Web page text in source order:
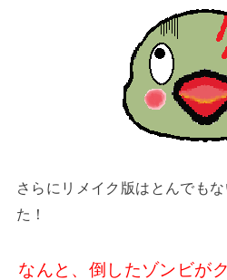
さらにリメイク版はとんでも
た！
なんと、倒したゾンビが